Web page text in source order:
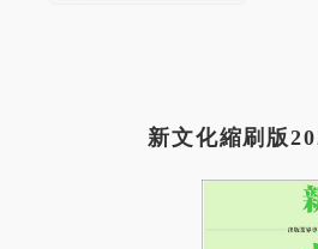
新文化縮刷版